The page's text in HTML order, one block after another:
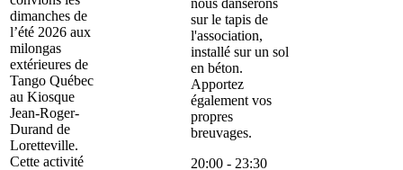
dimanches de
l’été 2026 aux
milongas
extérieures de
Tango Québec
au Kiosque
Jean-Roger-
Durand de
Loretteville.
Cette activité
sur le tapis de
l'association,
installé sur un sol
en béton.
Apportez
également vos
propres
breuvages.
20:00 - 23:30